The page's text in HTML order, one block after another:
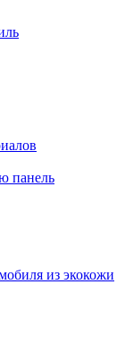
панель
из экокожи